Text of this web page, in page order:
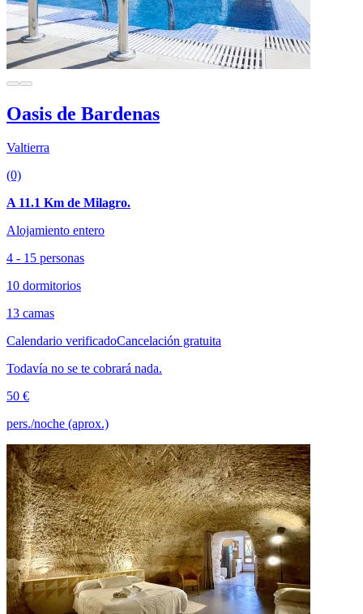
Oasis de Bardenas
Valtierra
(0)
A 11.1 Km de Milagro.
Alojamiento entero
4 - 15 personas
10 dormitorios
13 camas
Calendario verificadoCancelación gratuita
Todavía no se te cobrará nada.
50 €
pers./noche (aprox.)